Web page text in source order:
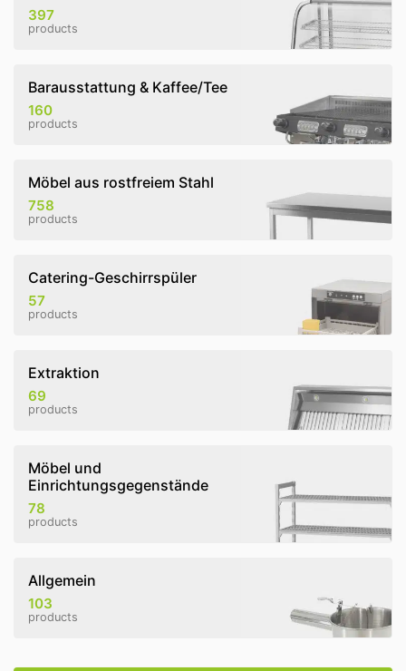
397
products
Barausstattung & Kaffee/Tee
160
products
Möbel aus rostfreiem Stahl
758
products
Catering-Geschirrspüler
57
products
Extraktion
69
products
Möbel und
Einrichtungsgegenstände
78
products
Allgemein
103
products